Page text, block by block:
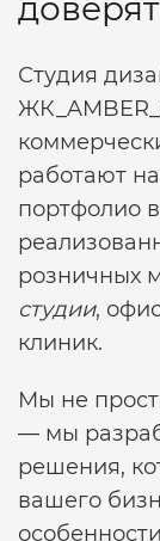
Студия
работают
портфолио
розничных
студии,
клиник.
Мы не
— мы
решения,
вашего